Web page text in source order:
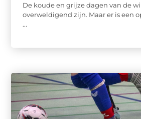
De koude en grijze dagen van de
overweldigend zijn. Maar er is een
...